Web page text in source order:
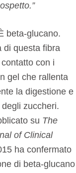
beta-glucano.
di questa fibra
con i
gel che rallenta
la digestione e
degli zuccheri.
su The
of Clinical
ha confermato
di beta-glucano